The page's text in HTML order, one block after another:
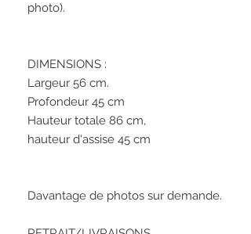
photo).
DIMENSIONS :
Largeur 56 cm.
Profondeur 45 cm
Hauteur totale 86 cm,
hauteur d'assise 45 cm